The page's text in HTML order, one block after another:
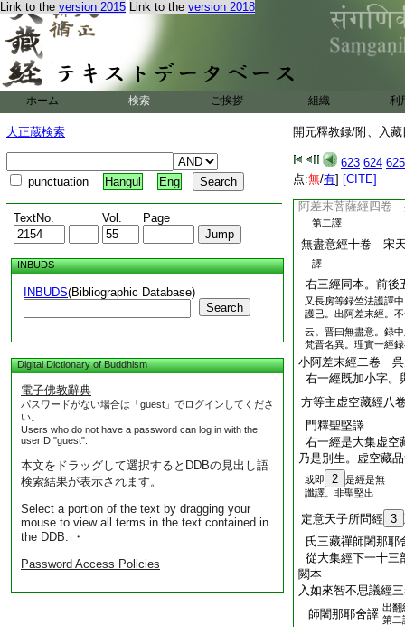
Link to the version 2015 Link to the version 2018
ホーム 検索 ご挨拶 組織 利
大正蔵検索
punctuation Hangul Eng
TextNo. Vol. Page
INBUDS
INBUDS(Bibliographic Database)
Search
Digital Dictionary of Buddhism
電子佛教辭典
パスワードがない場合は「guest」でログインしてくださ
い。
Users who do not have a password can log in with the
userID "guest".
本文をドラッグして選択するとDDBの見出し語
検索結果が表示されます。
Select a portion of the text by dragging your
mouse to view all terms in the text contained in
the DDB. ・
Password Access Policies
開元釋教録/附、入
623 624 625
点:無/有] [CITE]
三藏支婁 7 迦讖
般舟三昧念佛章經
般舟三昧經二卷
般
阿差末菩薩經四卷
第一譯
阿差末菩薩經四卷
第二譯
無盡意經十卷 宋
譯
右三經同本。前後
又長房等録竺法護譯
護已。出阿差末經。
云。晋曰無盡意。録
梵晋名異。理實一經
小阿差末經二卷 呉
右一經既加小字。
方等主虚空藏經八
門釋聖堅譯
右一經是大集虚空
乃是別生。虚空藏
或即 2
是經是無
讖譯。非聖堅出
定意天子所問經 3
氏三藏禪師闍那耶
從大集經下一十三
闕本
入如來智不思議經
師闍那耶舍譯 出翻
第二